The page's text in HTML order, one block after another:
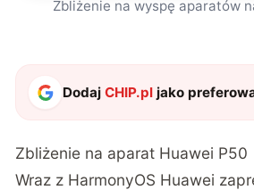
Zbliżenie na wyspę aparatów
DodajCHIP.pl jako
Zbliżenie na aparat Huawei P50
Wraz z HarmonyOS Huawei